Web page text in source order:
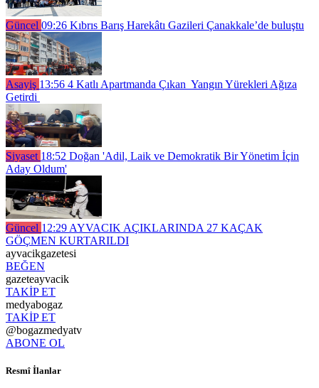
Güncel 09:26 Kıbrıs Barış Harekâtı Gazileri Çanakkale’de buluştu
Asayiş 13:56 4 Katlı Apartmanda Çıkan Yangın Yürekleri Ağıza
Getirdi
Siyaset 18:52 Doğan 'Adil, Laik ve Demokratik Bir Yönetim İçin
Aday Oldum'
Güncel 12:29 AYVACIK AÇIKLARINDA 27 KAÇAK
GÖÇMEN KURTARILDI
ayvacikgazetesi
BEĞEN
gazeteayvacik
TAKİP ET
medyabogaz
TAKİP ET
@bogazmedyatv
ABONE OL
Resmî İlanlar